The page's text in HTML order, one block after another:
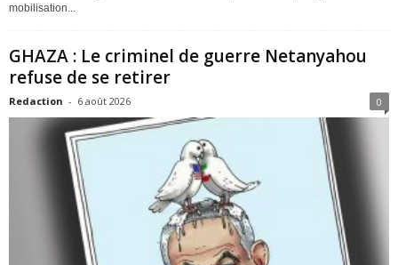
mobilisation...
GHAZA : Le criminel de guerre Netanyahou
refuse de se retirer
Redaction - 6 août 2026 0